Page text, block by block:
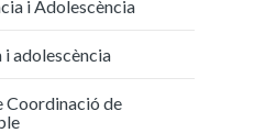
i Adolescència
i adolescència
Coordinació de